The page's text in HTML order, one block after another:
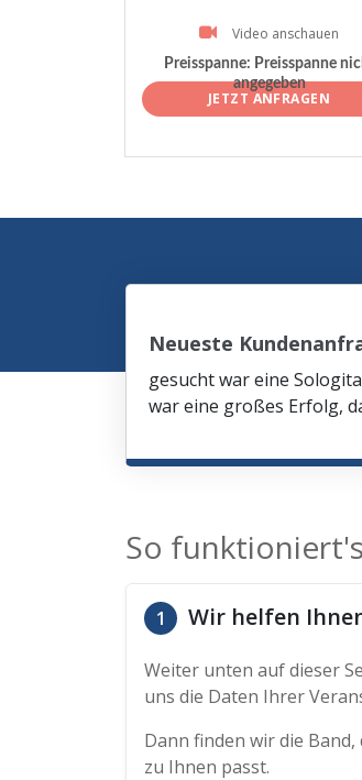
Video anschauen
Preisspanne: Preisspanne
angegeben
JETZT ANFRAGEN
Neueste
gesucht war eine
war eine großes Erfolg,
So funktioniert's
1 Wir helfen
Weiter unten auf dieser
uns die Daten Ihrer
Dann finden wir die Band,
zu Ihnen passt.